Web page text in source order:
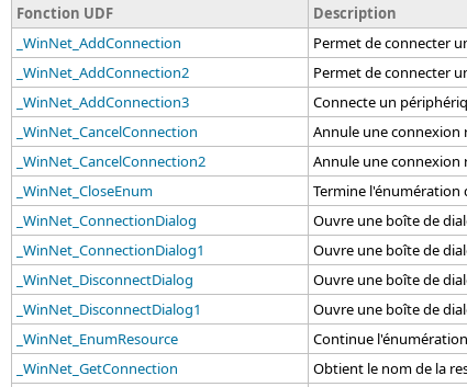
Fonction UDF
Description
_WinNet_AddConnection
Permet de connecter
_WinNet_AddConnection2
Permet de connecter
_WinNet_AddConnection3
Connecte un
_WinNet_CancelConnection
Annule une connexion
_WinNet_CancelConnection2
Annule une connexion
_WinNet_CloseEnum
Termine l'énumération
_WinNet_ConnectionDialog
Ouvre une boîte de
_WinNet_ConnectionDialog1
Ouvre une boîte de
_WinNet_DisconnectDialog
Ouvre une boîte de
_WinNet_DisconnectDialog1
Ouvre une boîte de
_WinNet_EnumResource
Continue
_WinNet_GetConnection
Obtient le nom de la